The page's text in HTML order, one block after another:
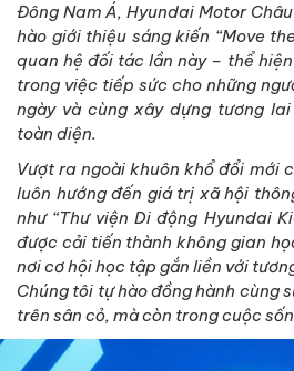
Đông Nam Á, Hyundai Motor
hào giới thiệu sáng kiến “Move
quan hệ đối tác lần này – thể
trong việc tiếp sức cho những
ngày và cùng xây dựng tương
toàn diện.
Vượt ra ngoài khuôn khổ đổi mới
luôn hướng đến giá trị xã hội
như “Thư viện Di động Hyundai
được cải tiến thành không gian
nơi cơ hội học tập gắn liền với
Chúng tôi tự hào đồng hành cùng
trên sân cỏ, mà còn trong cuộc